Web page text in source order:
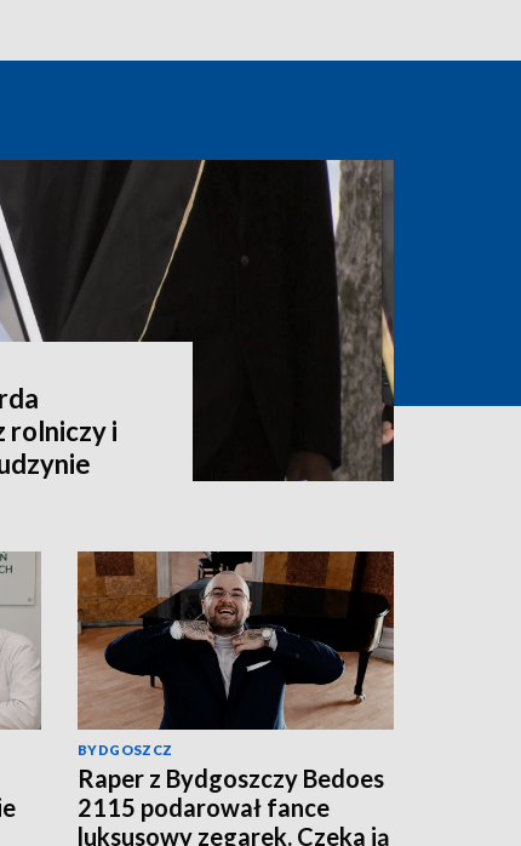
rolniczy i
BYDGOSZCZ
Raper z Bydgoszczy Bedoes
2115 podarował fance
luksusowy zegarek. Czeka ją